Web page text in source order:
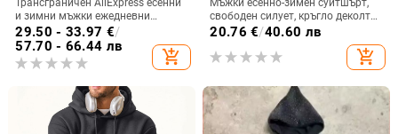
Трансграничен AliExpress есенни
и зимни мъжки ежедневни
жилетки с качулка, големи
размери, мъжки коралов полар,
модно топло палто сега
29.50 - 33.97 €/
57.70 - 66.44 лв
add_shopping_cart
Мъжки есенно-зимен суитшърт,
свободен силует, кръгло деколте,
дълъг ръкав, еднотонен базов
20.76 €/40.60 лв
add_shopping_cart